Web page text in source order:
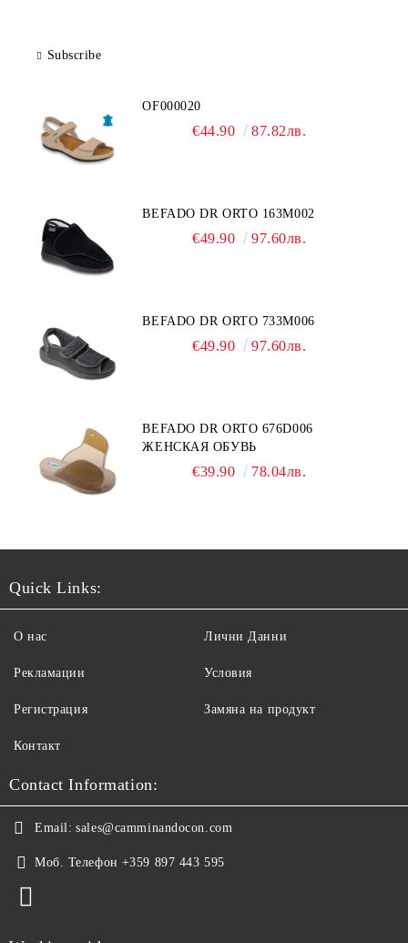
Subscribe
OF000020
€44.90 87.82лв.
BEFADO DR ORTO 163M002
€49.90 97.60лв.
BEFADO DR ORTO 733M006
€49.90 97.60лв.
BEFADO DR ORTO 676D006
ЖЕНСКАЯ ОБУВЬ
€39.90 78.04лв.
Quick Links:
О нас
Рекламации
Регистрация
Контакт
Лични Данни
Условия
Замяна на продукт
Contact Information:
Email: sales@camminandocon.com
Моб. Телефон +359 897 443 595